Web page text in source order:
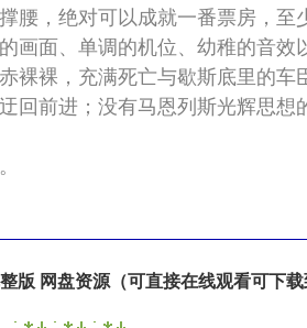
腰，绝对可以成就一番票房，至
画面、单调的机位、幼稚的音效
裸裸，充满死亡与歇斯底里的车
回前进；没有马恩列斯光辉思想
网盘资源（可直接在线观看可下载